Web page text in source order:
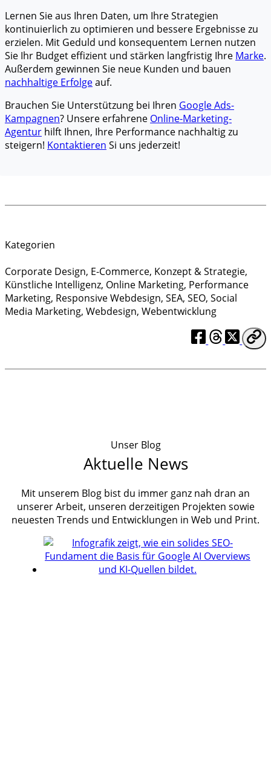
Lernen Sie aus Ihren Daten, um Ihre Strategien
kontinuierlich zu optimieren und bessere Ergebnisse zu
erzielen. Mit Geduld und konsequentem Lernen nutzen
Sie Ihr Budget effizient und stärken langfristig Ihre Marke.
Außerdem gewinnen Sie neue Kunden und bauen
nachhaltige Erfolgeauf.
Brauchen Sie Unterstützung bei Ihren Google Ads-
Kampagnen? Unsere erfahrene Online-Marketing-
Agentur hilft Ihnen, Ihre Performance nachhaltig zu
steigern! Kontaktieren Si uns jederzeit!
Kategorien
Corporate Design, E-Commerce, Konzept & Strategie,
Künstliche Intelligenz, Online Marketing, Performance
Marketing, Responsive Webdesign, SEA, SEO, Social
Media Marketing, Webdesign, Webentwicklung
Unser Blog
Aktuelle News
Mit unserem Blog bist du immer ganz nah dran an
unserer Arbeit, unseren derzeitigen Projekten sowie
neuesten Trends und Entwicklungen in Web und Print.